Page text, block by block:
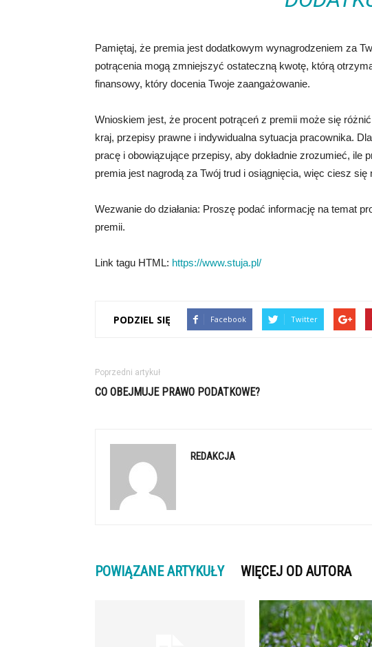
Pamiętaj, że premia jest dodatkowym wynagrodzeniem za
potrącenia mogą zmniejszyć ostateczną kwotę, którą
finansowy, który docenia Twoje zaangażowanie.
Wnioskiem jest, że procent potrąceń z premii może się
kraj, przepisy prawne i indywidualna sytuacja pracownika.
pracę i obowiązujące przepisy, aby dokładnie zrozumieć, ile
premia jest nagrodą za Twój trud i osiągnięcia, więc ciesz się
Wezwanie do działania: Proszę podać informację na temat
premii.
Link tagu HTML: https://www.stuja.pl/
PODZIEL SIĘ Facebook Twitter
Poprzedni artykuł
CO OBEJMUJE PRAWO PODATKOWE?
REDAKCJA
POWIĄZANE ARTYKUŁY WIĘCEJ OD AUTORA